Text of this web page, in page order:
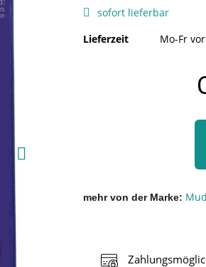
sofort lieferbar
Lieferzeit
Mo-Fr
mehr von der Marke